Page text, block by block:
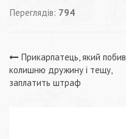
Переглядів: 794
Навігація
записів
Прикарпатець, який побив
колишню дружину і тещу,
заплатить штраф